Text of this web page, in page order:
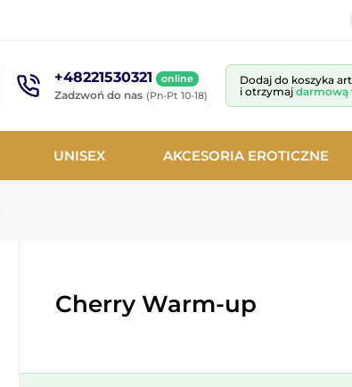
+48221530321 online
Zadzwoń do nas (Pn-Pt 10-18)
Dodaj do koszyka
i otrzymaj darmową
UNISEX AKCESORIA EROTICZNE
Cherry Warm-up